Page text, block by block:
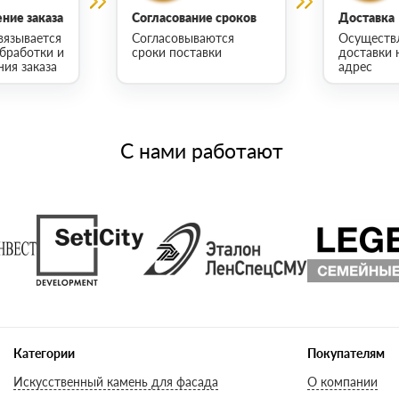
заказа
и
заказа
Согласование сроков
Согласовываются
сроки поставки
Доставка
доставки
адрес
С нами работают
Категории
Искусственный камень для фасада
Покупателям
О компании